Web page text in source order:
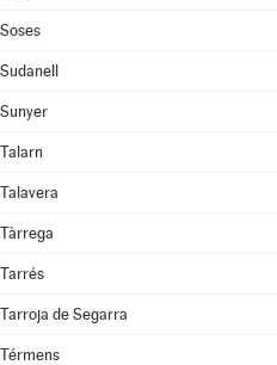
Soses
Sudanell
Sunyer
Talarn
Talavera
Tàrrega
Tarrés
Tarroja de Segarra
Térmens